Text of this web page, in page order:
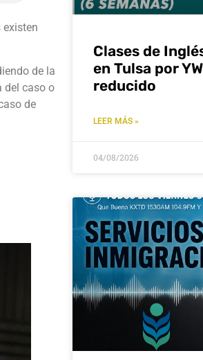
existen
de la
del caso o
de
Clases de
en Tulsa por
reducido
LEER MÁS »
04/08/2026